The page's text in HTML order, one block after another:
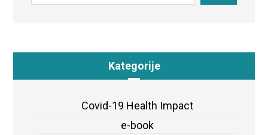
Kategorije
Covid-19 Health Impact
e-book